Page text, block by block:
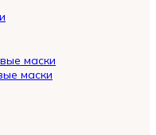
маски
маски